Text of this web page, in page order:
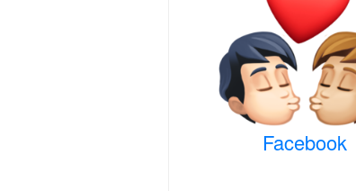
Facebook